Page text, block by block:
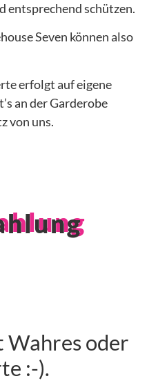
entsprechend schützen.
Seven können also
erfolgt auf eigene
an der Garderobe
von uns.
Wahres oder
:-).